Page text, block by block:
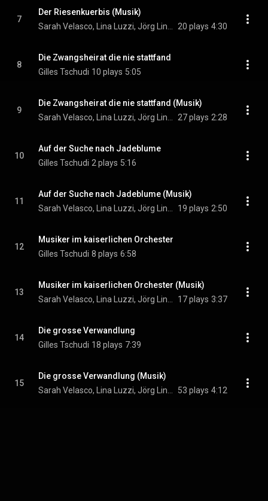
7
Der Riesenkuerbis (Musik)
20 plays 4:30
8
Die Zwangsheirat die nie stattfand
Gilles Tschudi 10 plays 5:05
9
Die Zwangsheirat die nie stattfand (Musik)
27 plays 2:28
10
Auf der Suche nach Jadeblume
Gilles Tschudi 2 plays 5:16
11
Auf der Suche nach Jadeblume (Musik)
19 plays 2:50
12
Musiker im kaiserlichen Orchester
Gilles Tschudi 8 plays 6:58
13
Musiker im kaiserlichen Orchester (Musik)
17 plays 3:37
14
Die grosse Verwandlung
Gilles Tschudi 18 plays 7:39
15
Die grosse Verwandlung (Musik)
53 plays 4:12